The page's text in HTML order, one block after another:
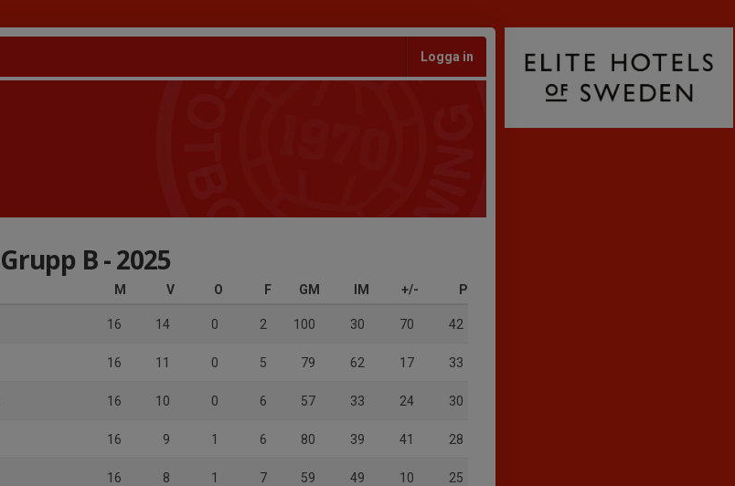
Logga in
B - 2025
M V O F GM IM +/- P
16 14 0 2 100 30 70 42
16 11 0 5 79 62 17 33
16 10 0 6 57 33 24 30
16 9 1 6 80 39 41 28
16 8 1 7 59 49 10 25